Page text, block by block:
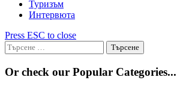
Туризъм
Интервюта
Press ESC to close
Търсене
за:
Or check our Popular Categories...